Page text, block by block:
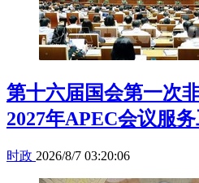
第十六届国会第一次
2027年APEC会议服
时政 2026/8/7 03:20:06